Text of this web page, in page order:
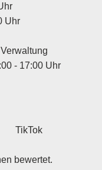
Uhr
- 17:00 Uhr
TikTok
bewertet.